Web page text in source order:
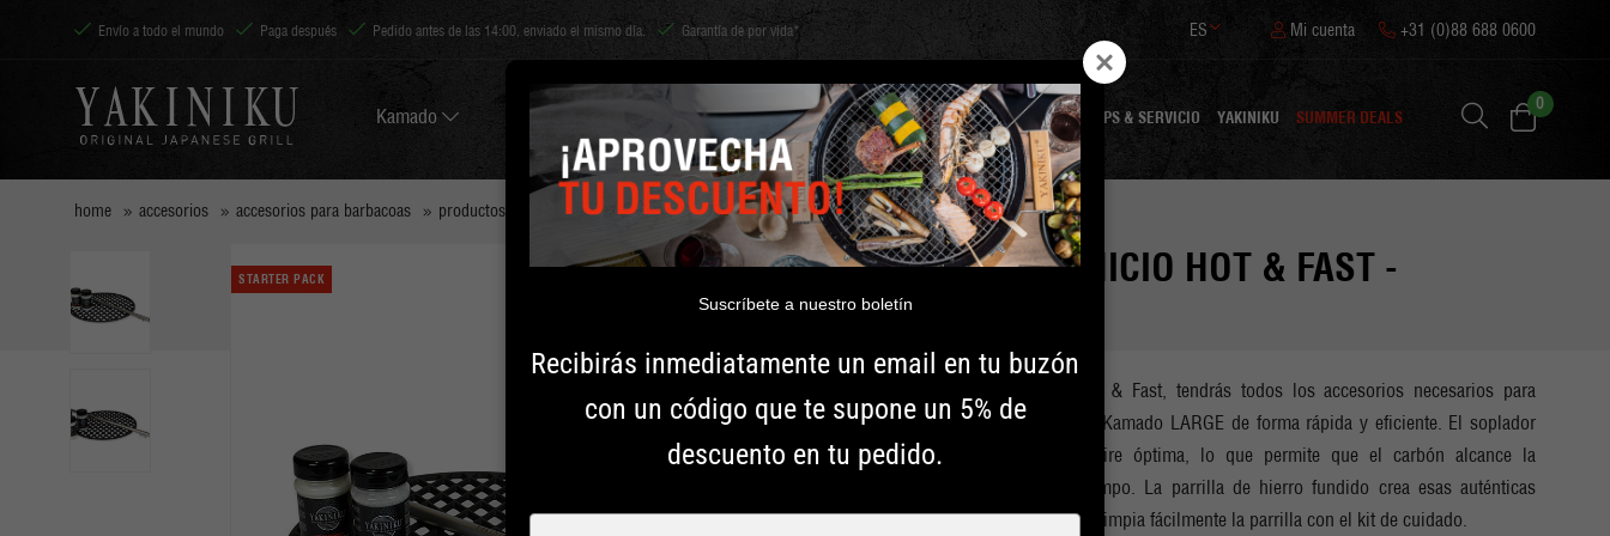
Envío a todo el mundo Paga después Pedido antes de las 14:00, enviado el mismo día. Garantía de por vida* +31 (0)88 688 0600
Mi cuenta
ES
Kamado ACCESORIOS CARBÓN Y LEÑA HIERBAS INSPIRACIÓN TIPS & SERVICIO YAKINIKU SUMMER DEALS
0
home accesorios accesorios para barbacoas productos de limpieza para barbacoas paquete de inicio hot & fast - large
STARTER PACK
PAQUETE DE INICIO HOT & FAST -
LARGE
Con el Paquete de Inicio Hot & Fast, tendrás todos los accesorios necesarios para
aumentar la temperatura de tu Kamado LARGE de forma rápida y eficiente. El soplador
asegura una circulación de aire óptima, lo que permite que el carbón alcance la
temperatura ideal en poco tiempo. La parrilla de hierro fundido crea esas auténticas
marcas de barbacoa. Después, limpia fácilmente la parrilla con el kit de cuidado.
Suscríbete a nuestro boletín
Recibirás inmediatamente un email en tu buzón
con un código que te supone un 5% de
descuento en tu pedido.